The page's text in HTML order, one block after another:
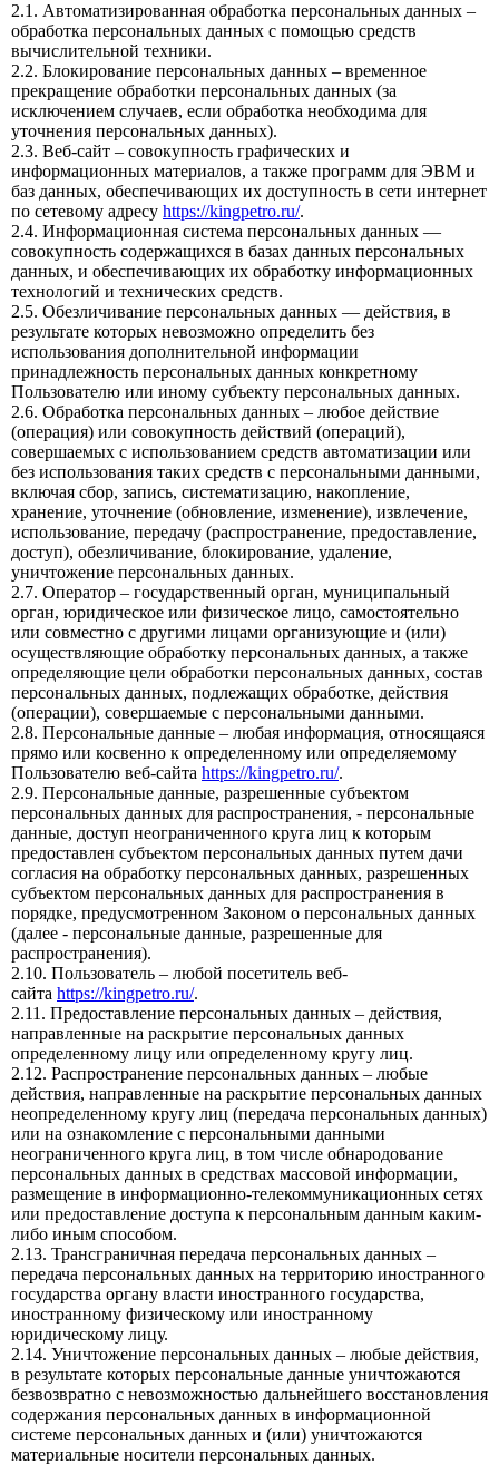
2.1. Автоматизированная обработка персональных данных –
обработка персональных данных с помощью средств
вычислительной техники.
2.2. Блокирование персональных данных – временное
прекращение обработки персональных данных (за
исключением случаев, если обработка необходима для
уточнения персональных данных).
2.3. Веб-сайт – совокупность графических и
информационных материалов, а также программ для ЭВМ и
баз данных, обеспечивающих их доступность в сети интернет
по сетевому адресу https://kingpetro.ru/.
2.4. Информационная система персональных данных —
совокупность содержащихся в базах данных персональных
данных, и обеспечивающих их обработку информационных
технологий и технических средств.
2.5. Обезличивание персональных данных — действия, в
результате которых невозможно определить без
использования дополнительной информации
принадлежность персональных данных конкретному
Пользователю или иному субъекту персональных данных.
2.6. Обработка персональных данных – любое действие
(операция) или совокупность действий (операций),
совершаемых с использованием средств автоматизации или
без использования таких средств с персональными данными,
включая сбор, запись, систематизацию, накопление,
хранение, уточнение (обновление, изменение), извлечение,
использование, передачу (распространение, предоставление,
доступ), обезличивание, блокирование, удаление,
уничтожение персональных данных.
2.7. Оператор – государственный орган, муниципальный
орган, юридическое или физическое лицо, самостоятельно
или совместно с другими лицами организующие и (или)
осуществляющие обработку персональных данных, а также
определяющие цели обработки персональных данных, состав
персональных данных, подлежащих обработке, действия
(операции), совершаемые с персональными данными.
2.8. Персональные данные – любая информация, относящаяся
прямо или косвенно к определенному или определяемому
Пользователю веб-сайта https://kingpetro.ru/.
2.9. Персональные данные, разрешенные субъектом
персональных данных для распространения, - персональные
данные, доступ неограниченного круга лиц к которым
предоставлен субъектом персональных данных путем дачи
согласия на обработку персональных данных, разрешенных
субъектом персональных данных для распространения в
порядке, предусмотренном Законом о персональных данных
(далее - персональные данные, разрешенные для
распространения).
2.10. Пользователь – любой посетитель веб-
сайта https://kingpetro.ru/.
2.11. Предоставление персональных данных – действия,
направленные на раскрытие персональных данных
определенному лицу или определенному кругу лиц.
2.12. Распространение персональных данных – любые
действия, направленные на раскрытие персональных данных
неопределенному кругу лиц (передача персональных данных)
или на ознакомление с персональными данными
неограниченного круга лиц, в том числе обнародование
персональных данных в средствах массовой информации,
размещение в информационно-телекоммуникационных сетях
или предоставление доступа к персональным данным каким-
либо иным способом.
2.13. Трансграничная передача персональных данных –
передача персональных данных на территорию иностранного
государства органу власти иностранного государства,
иностранному физическому или иностранному
юридическому лицу.
2.14. Уничтожение персональных данных – любые действия,
в результате которых персональные данные уничтожаются
безвозвратно с невозможностью дальнейшего восстановления
содержания персональных данных в информационной
системе персональных данных и (или) уничтожаются
материальные носители персональных данных.